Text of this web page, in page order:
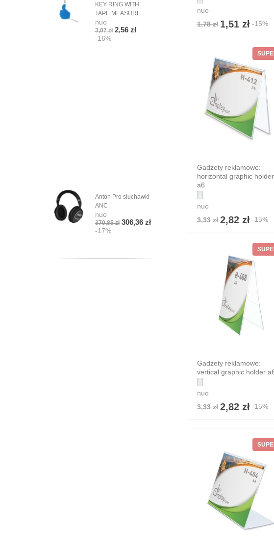
nuo
1,78 zł 1,51 zł-15%
Gadżety reklamowe:
horizontal graphic holder
a6
nuo
3,33 zł 2,82 zł-15%
Gadżety reklamowe:
vertical graphic holder
nuo
3,33 zł 2,82 zł-15%
KEY RING WITH
TAPE MEASURE
nuo
3,07 zł 2,56 zł
-16%
Anton Pro słuchawki
ANC
nuo
370,85 zł 306,36 zł
-17%
sznurkiem
nuo
4,20 zł